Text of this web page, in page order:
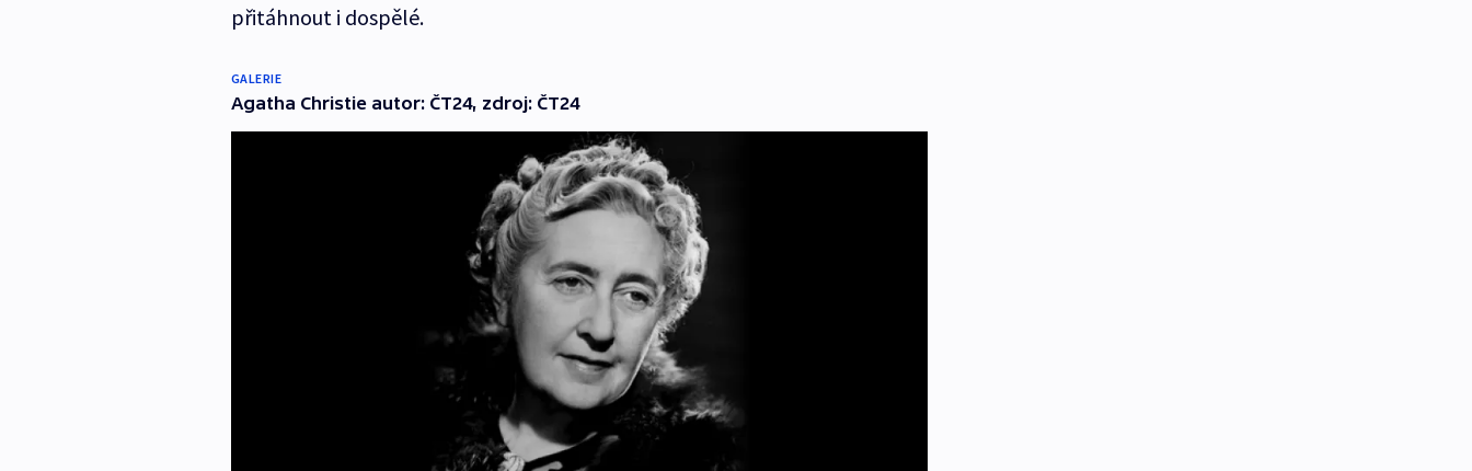
přitáhnout i dospělé.
GALERIE
Agatha Christie autor: ČT24, zdroj: ČT24